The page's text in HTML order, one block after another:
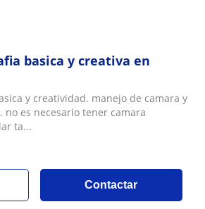
basica y creativa en
y creatividad. manejo de camara y
no es necesario tener camara
ta...
Contactar